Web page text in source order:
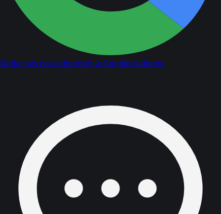
Dodaj nas do ulubionych w GoogleUlubione